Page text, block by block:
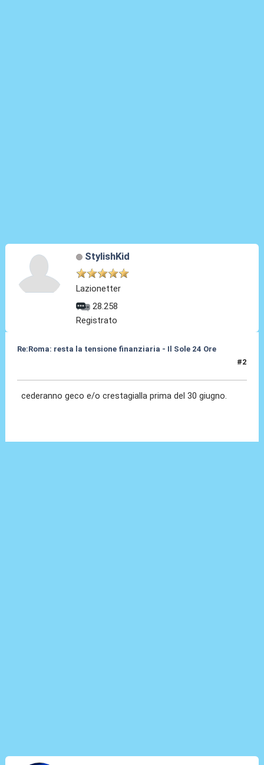
StylishKid
Lazionetter
28.258
Registrato
Re:Roma: resta la tensione finanziaria - Il Sole 24 Ore
#2
cederanno geco e/o crestagialla prima del 30 giugno.